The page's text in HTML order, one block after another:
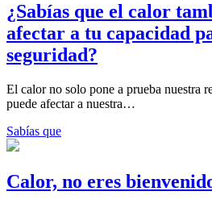
¿Sabías que el calor
afectar a tu capacidad
seguridad?
El calor no solo pone a prueba nuestra
puede afectar a nuestra…
Sabías que
Calor, no eres